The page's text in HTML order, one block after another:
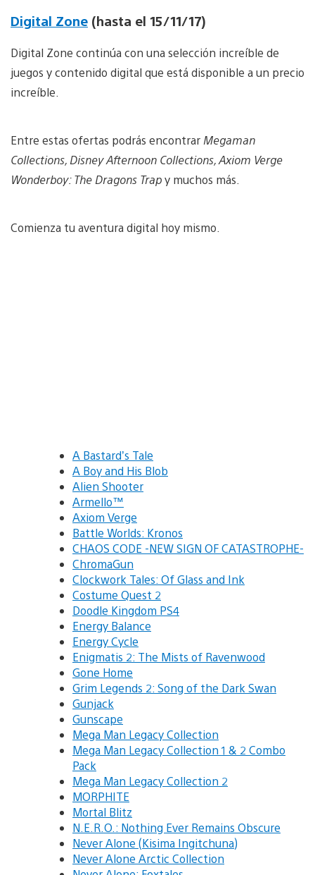
Digital Zone (hasta el 15/11/17)
Digital Zone continúa con una selección increíble de
juegos y contenido digital que está disponible a un precio
increíble.
Entre estas ofertas podrás encontrar Megaman
Collections, Disney Afternoon Collections, Axiom Verge
Wonderboy: The Dragons Trapy muchos más.
Comienza tu aventura digital hoy mismo.
A Bastard’s Tale
A Boy and His Blob
Alien Shooter
Armello™
Axiom Verge
Battle Worlds: Kronos
CHAOS CODE -NEW SIGN OF CATASTROPHE-
ChromaGun
Clockwork Tales: Of Glass and Ink
Costume Quest 2
Doodle Kingdom PS4
Energy Balance
Energy Cycle
Enigmatis 2: The Mists of Ravenwood
Gone Home
Grim Legends 2: Song of the Dark Swan
Gunjack
Gunscape
Mega Man Legacy Collection
Mega Man Legacy Collection 1 & 2 Combo
Pack
Mega Man Legacy Collection 2
MORPHITE
Mortal Blitz
N.E.R.O.: Nothing Ever Remains Obscure
Never Alone (Kisima Ingitchuna)
Never Alone Arctic Collection